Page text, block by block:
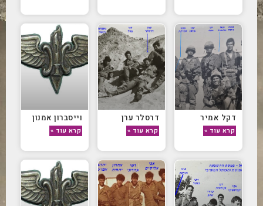
דקל אמיר
קרא עוד »
דרסלר ערן
קרא עוד »
וייסברון אמנון
קרא עוד »